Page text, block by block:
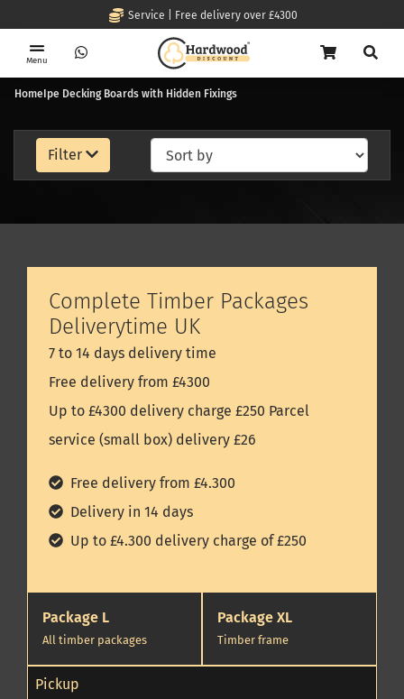
Service | Free delivery over £4300
Menu
Home Ipe Decking Boards with Hidden Fixings
Filter
Complete Timber Packages
Deliverytime UK
7 to 14 days delivery time
Free delivery from £4300
Up to £4300 delivery charge £250 Parcel
service (small box) delivery £26
Free delivery from £4.300
Delivery in 14 days
Up to £4.300 delivery charge of £250
Package L
All timber packages
Package XL
Timber frame
Pickup